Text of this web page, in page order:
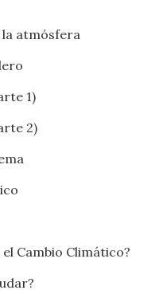
atmósfera
1)
2)
Cambio Climático?